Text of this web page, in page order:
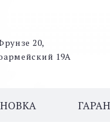
20,
19А